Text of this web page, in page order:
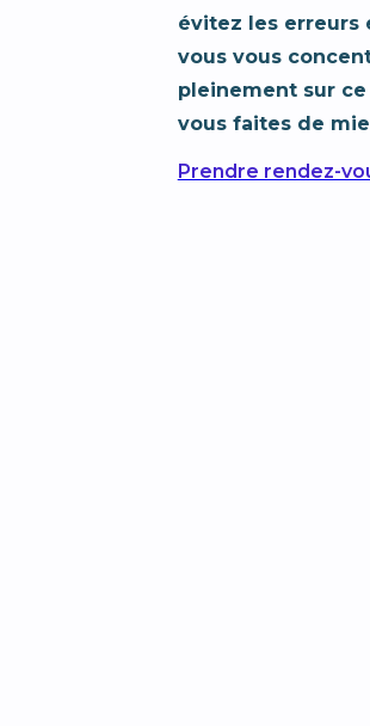
évitez les erreurs
vous vous
pleinement sur
vous faites de
Prendre rendez-